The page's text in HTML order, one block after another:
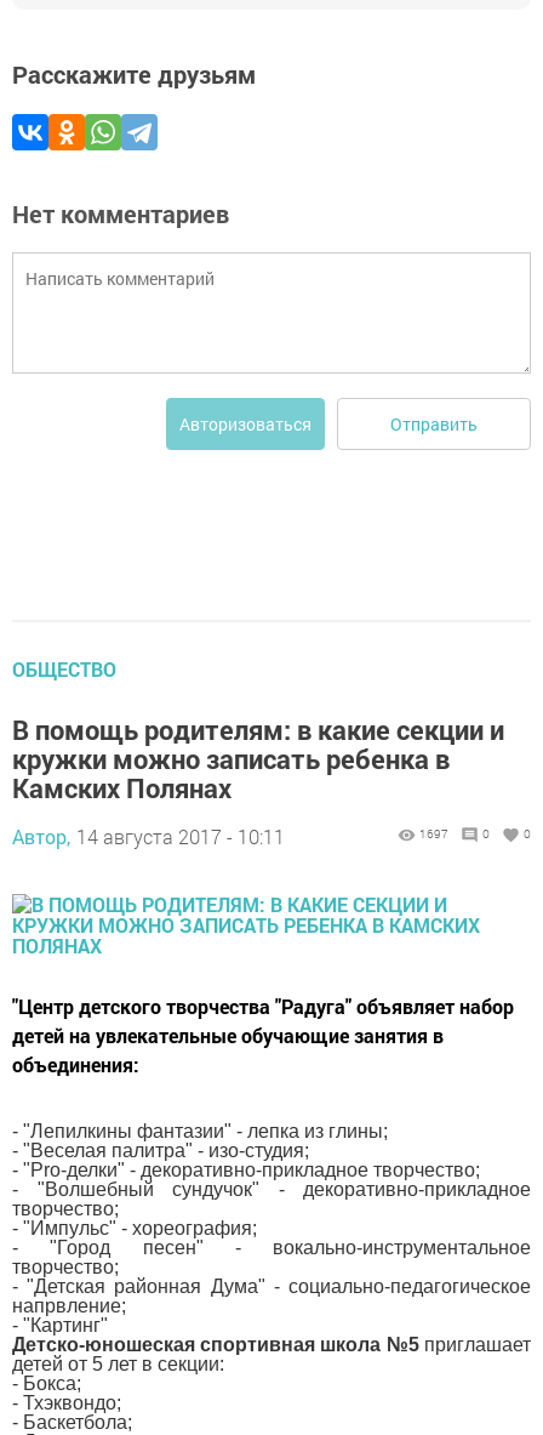
Расскажите друзьям
Нет комментариев
Авторизоваться Отправить
ОБЩЕСТВО
В помощь родителям: в какие секции и
кружки можно записать ребенка в
Камских Полянах
Автор, 14 августа 2017 - 10:11 1697 0 0
"Центр детского творчества "Радуга" объявляет набор
детей на увлекательные обучающие занятия в
объединения:
- "Лепилкины фантазии" - лепка из глины;
- "Веселая палитра" - изо-студия;
- "Pro-делки" - декоративно-прикладное творчество;
- "Волшебный сундучок" - декоративно-прикладное
творчество;
- "Импульс" - хореография;
- "Город песен" - вокально-инструментальное
творчество;
- "Детская районная Дума" - социально-педагогическое
напрвление;
- "Картинг"
Детско-юношеская спортивная школа №5приглашает
детей от 5 лет в секции:
- Бокса;
- Тхэквондо;
- Баскетбола;